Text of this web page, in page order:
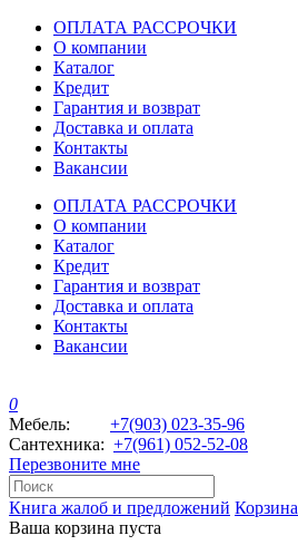
ОПЛАТА РАССРОЧКИ
О компании
Каталог
Кредит
Гарантия и возврат
Доставка и оплата
Контакты
Вакансии
ОПЛАТА РАССРОЧКИ
О компании
Каталог
Кредит
Гарантия и возврат
Доставка и оплата
Контакты
Вакансии
0
Мебель: +7(903) 023-35-96
Сантехника: +7(961) 052-52-08
Перезвоните мне
Книга жалоб и предложений Корзина
Ваша корзина пуста